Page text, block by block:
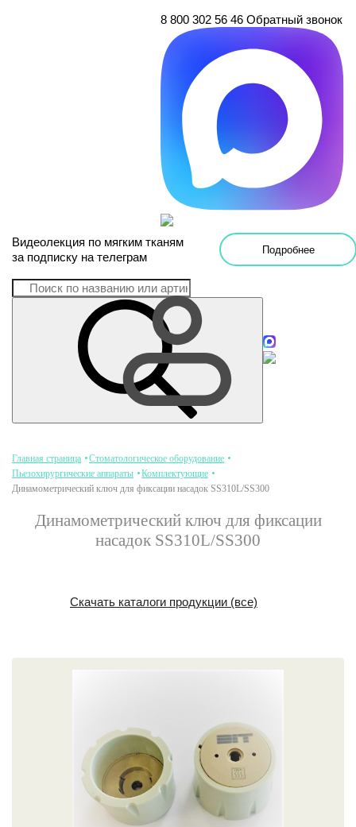
8 800 302 56 46 Обратный звонок
Видеолекция по мягким тканям
за подписку на телеграм
Подробнее
Главная страница
Стоматологическое оборудование
Пьезохирургические аппараты
Комплектующие
Динамометрический ключ для фиксации насадок SS310L/SS300
Динамометрический ключ для фиксации
насадок SS310L/SS300
Скачать каталоги продукции (все)